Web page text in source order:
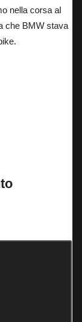
nella corsa al
che BMW stava